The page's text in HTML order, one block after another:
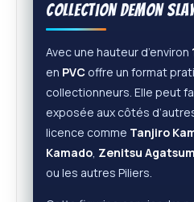
collection Demon
Avec une hauteur d’environ
en PVC offre un format
collectionneurs. Elle peut
exposée aux côtés
licence comme Tanjiro
Kamado, Zenitsu
ou les autres Piliers.